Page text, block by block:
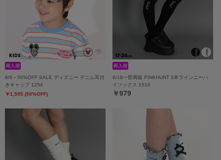
8/6～50%OFF SALE ディズニー デニム耳付
きキャップ 1254
￥1,595 (50%OFF)
6/19一部再販 PINKHUNT 3本ラインニーハ
イソックス 1516
￥979